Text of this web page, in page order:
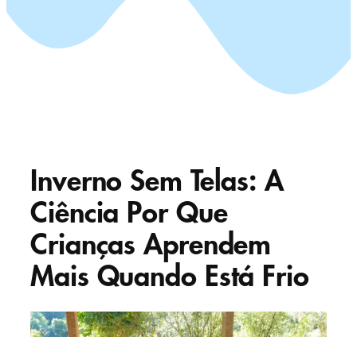
Inverno Sem Telas: A
Ciência Por Que
Crianças Aprendem
Mais Quando Está Frio